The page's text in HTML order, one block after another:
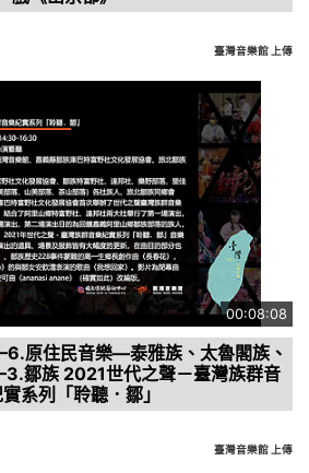
臺灣音樂館 上傳
00:08:08
原住民音樂—泰雅族、太魯閣族、
鄒族 2021世代之聲－臺灣族群音
系列「聆聽．鄒」
臺灣音樂館 上傳